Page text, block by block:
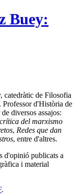
Buey:
catedràtic de Filosofia
d'Història de
diversos assajos:
del marxismo
, Redes que dan
, entre d'altres.
d'opinió publicats a
i material
.